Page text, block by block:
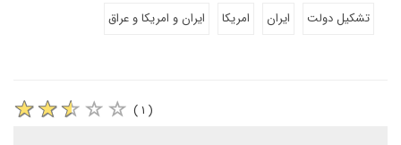
تشکیل دولت
ایران امریکا ایران و امریکا و عراق
( ۱ )